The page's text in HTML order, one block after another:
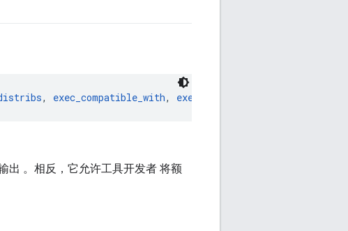
, exec_compatible_with, exec_properties
出 。相反，它允许工具开发者 将额